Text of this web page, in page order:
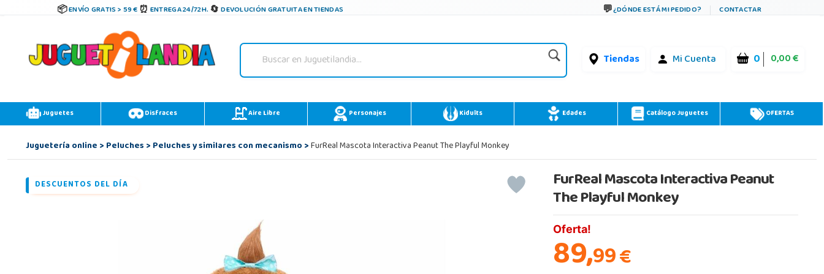
ENVÍO GRATIS > 59 € ENTREGA 24/72H. DEVOLUCIÓN GRATUITA EN TIENDAS ¿DÓNDE ESTÁ MI PEDIDO? CONTACTAR
Tiendas Mi Cuenta 0 0,00 €
Juguetes Disfraces Aire Libre Personajes Kidults Edades Catálogo Juguetes OFERTAS
Juguetería online>Peluches>Peluches y similares con mecanismo>FurReal Mascota Interactiva Peanut The Playful Monkey
DESCUENTOS DEL DÍA FurReal Mascota Interactiva Peanut
The Playful Monkey
Oferta!
89,99€